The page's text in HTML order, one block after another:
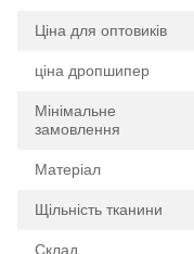
Ціна для оптовиків
ціна дропшипер
Мінімальне
замовлення
Матеріал
Щільність тканини
Склад